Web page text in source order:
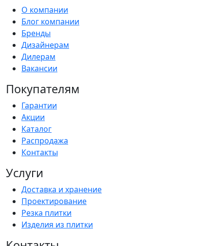
О компании
Блог компании
Бренды
Дизайнерам
Дилерам
Вакансии
Покупателям
Гарантии
Акции
Каталог
Распродажа
Контакты
Услуги
Доставка и хранение
Проектирование
Резка плитки
Изделия из плитки